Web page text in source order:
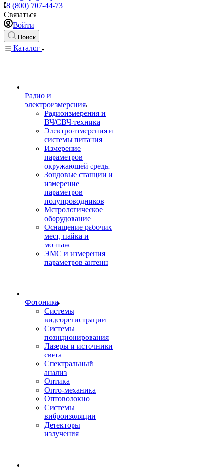
8 (800) 707-44-73
Связаться
Войти
Поиск
Каталог
Радио и
электроизмерения
Радиоизмерения и
ВЧ/СВЧ-техника
Электроизмерения и
системы питания
Измерение
параметров
окружающей среды
Зондовые станции и
измерение
параметров
полупроводников
Метрологическое
оборудование
Оснащение рабочих
мест, пайка и
монтаж
ЭМС и измерения
параметров антенн
Фотоника
Cистемы
видеорегистрации
Системы
позиционирования
Лазеры и источники
света
Спектральный
анализ
Оптика
Опто-механика
Оптоволокно
Системы
виброизоляции
Детекторы
излучения